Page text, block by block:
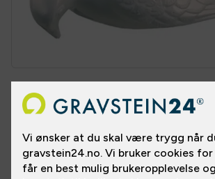
Varianter